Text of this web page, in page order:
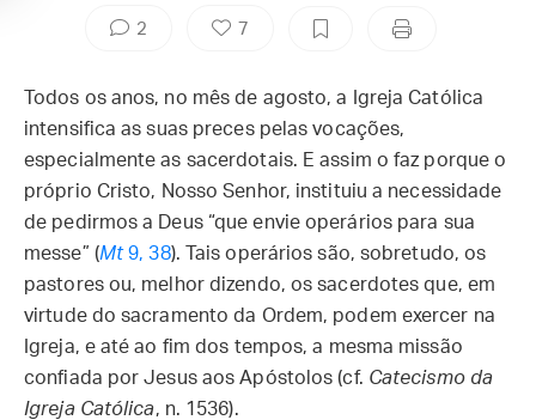
2 7
Todos os anos, no mês de agosto, a Igreja Católica
intensifica as suas preces pelas vocações,
especialmente as sacerdotais. E assim o faz porque o
próprio Cristo, Nosso Senhor, instituiu a necessidade
de pedirmos a Deus “que envie operários para sua
messe” (Mt9, 38). Tais operários são, sobretudo, os
pastores ou, melhor dizendo, os sacerdotes que, em
virtude do sacramento da Ordem, podem exercer na
Igreja, e até ao fim dos tempos, a mesma missão
confiada por Jesus aos Apóstolos (cf. Catecismo da
Igreja Católica, n. 1536).